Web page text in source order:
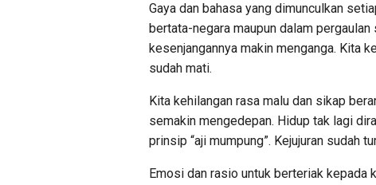
Gaya dan bahasa yang dimunculkan
bertata-negara maupun dalam
kesenjangannya makin menganga. Kita
sudah mati.
Kita kehilangan rasa malu dan sikap
semakin mengedepan. Hidup tak lagi
prinsip “aji mumpung”. Kejujuran sudah
Emosi dan rasio untuk berteriak kepada